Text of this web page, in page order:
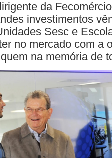
da
investimentos
Sesc e
no mercado com a
na memória de